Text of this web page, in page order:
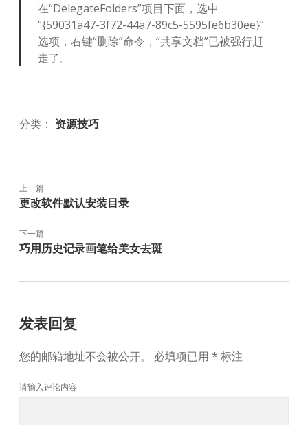
在“DelegateFolders”项目下面，选中
“{59031a47-3f72-44a7-89c5-5595fe6b30ee}”
选项，右键“删除”命令，“共享文档”已被强行赶
走了。
分类： 资源技巧
上一篇
更改软件默认安装目录
下一篇
巧用历史记录画笔给美女去斑
发表回复
您的邮箱地址不会被公开。 必填项已用 * 标注
请输入评论内容